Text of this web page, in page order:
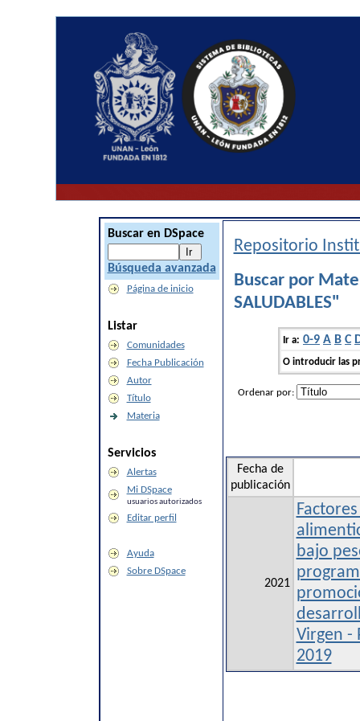
Buscar en DSpace
Búsqueda avanzada
Página de inicio
Listar
Comunidades
Fecha Publicación
Autor
Título
Materia
Servicios
Alertas
Mi DSpace
usuarios autorizados
Editar perfil
Ayuda
Sobre DSpace
Repositorio
Buscar por
SALUDABLES"
Ir a: 0-9 A B C
O introducir las
Ordenar por:
Fecha de
publicación
2021
bajo
Virgen -
2019